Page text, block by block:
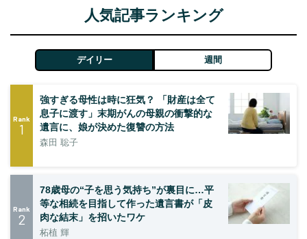
人気記事ランキング
デイリー 週間
Rank
1
強すぎる母性は時に狂気？ 「財産は全て
息子に渡す」末期がんの母親の衝撃的な
遺言に、娘が決めた復讐の方法
森田 聡子
Rank
2
78歳母の“子を思う気持ち”が裏目に…平
等な相続を目指して作った遺言書が「皮
肉な結末」を招いたワケ
柘植 輝